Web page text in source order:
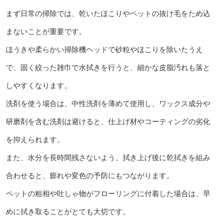
まず日常の掃除では、乾いたほこりやペットの抜け毛をため込
まないことが重要です。
ほうきや柔らかい掃除機ヘッドで砂粒やほこりを除いたうえ
で、固く絞った雑巾で水拭きを行うと、細かな皮脂汚れも落と
しやすくなります。
洗剤を使う場合は、中性洗剤を薄めて使用し、ワックス成分や
研磨剤を含む洗剤は避けると、仕上げ材やコーティングの劣化
を抑えられます。
また、水分を長時間残さないよう、拭き上げ後に乾拭きを組み
合わせると、膨れや変色の予防にもつながります。
ペットの粗相や吐しゃ物がフローリングに付着した場合は、早
めに拭き取ることがとても大切です。